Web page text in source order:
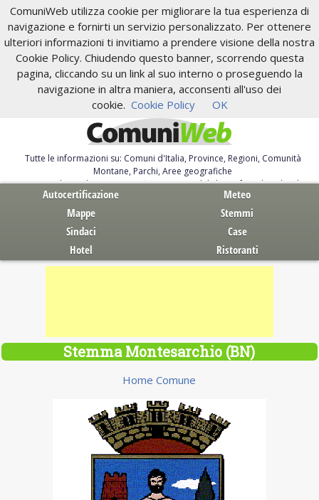
ComuniWeb utilizza cookie per migliorare la tua esperienza di
navigazione e fornirti un servizio personalizzato. Per ottenere
ulteriori informazioni ti invitiamo a prendere visione della nostra
Cookie Policy. Chiudendo questo banner, scorrendo questa
pagina, cliccando su un link al suo interno o proseguendo la
navigazione in altra maniera, acconsenti all'uso dei
cookie. Cookie Policy OK
Tutte le informazioni su: Comuni d'Italia, Province, Regioni, Comunità
Montane, Parchi, Aree geografiche
Servizi al Cittadino. Autocertificazione, moduli, leggi, free download
Autocertificazione
Meteo
Mappe
Stemmi
Sindaci
Case
Hotel
Ristoranti
Stemma Montesarchio (BN)
Home Comune